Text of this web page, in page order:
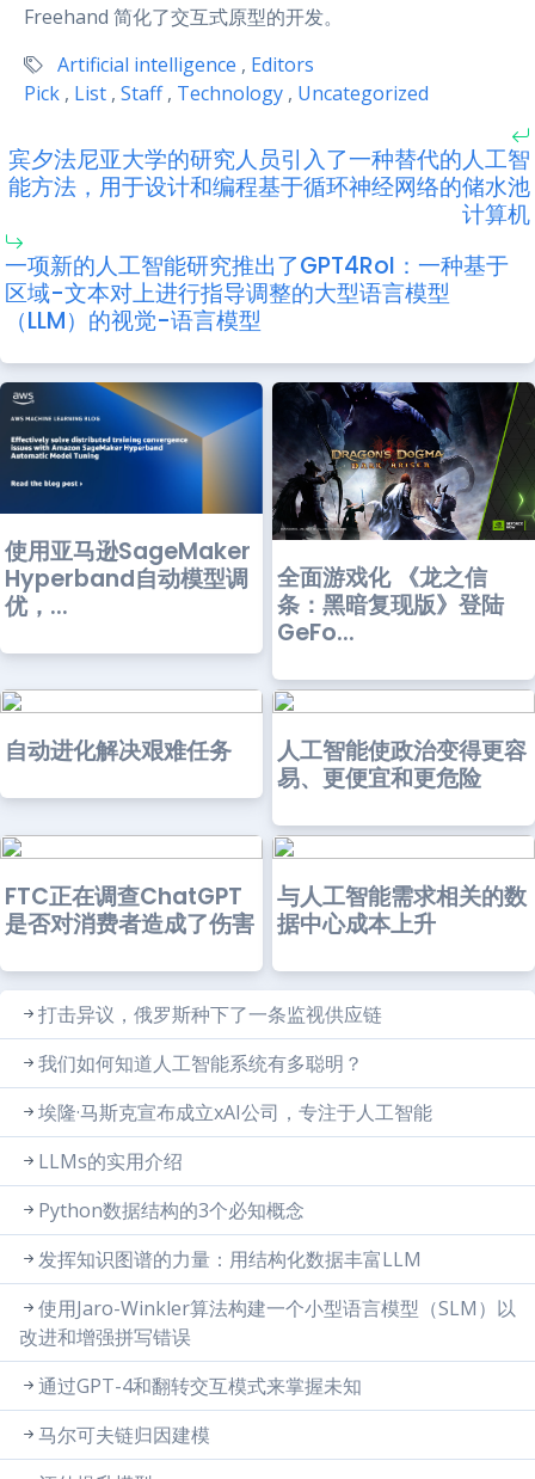
Freehand 简化了交互式原型的开发。
Artificial intelligence , Editors
Pick , List , Staff , Technology , Uncategorized
宾夕法尼亚大学的研究人员引入了一种替代的人工智
能方法，用于设计和编程基于循环神经网络的储水池
计算机
一项新的人工智能研究推出了GPT4RoI：一种基于
区域-文本对上进行指导调整的大型语言模型
（LLM）的视觉-语言模型
使用亚马逊SageMaker
Hyperband自动模型调
优，...
全面游戏化 《龙之信
条：黑暗复现版》登陆
GeFo...
自动进化解决艰难任务
人工智能使政治变得更容
易、更便宜和更危险
FTC正在调查ChatGPT
是否对消费者造成了伤害
与人工智能需求相关的数
据中心成本上升
打击异议，俄罗斯种下了一条监视供应链
我们如何知道人工智能系统有多聪明？
埃隆·马斯克宣布成立xAI公司，专注于人工智能
LLMs的实用介绍
Python数据结构的3个必知概念
发挥知识图谱的力量：用结构化数据丰富LLM
使用Jaro-Winkler算法构建一个小型语言模型（SLM）以
改进和增强拼写错误
通过GPT-4和翻转交互模式来掌握未知
马尔可夫链归因建模